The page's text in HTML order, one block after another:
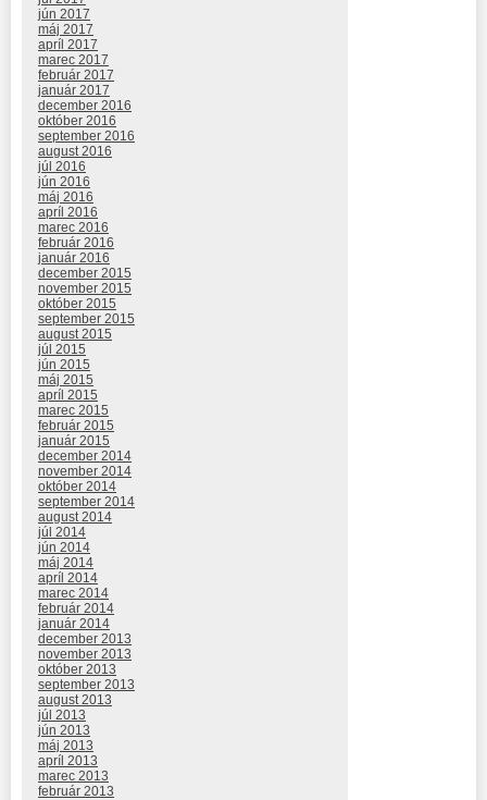
jún 2017
máj 2017
apríl 2017
marec 2017
február 2017
január 2017
december 2016
október 2016
september 2016
august 2016
júl 2016
jún 2016
máj 2016
apríl 2016
marec 2016
február 2016
január 2016
december 2015
november 2015
október 2015
september 2015
august 2015
júl 2015
jún 2015
máj 2015
apríl 2015
marec 2015
február 2015
január 2015
december 2014
november 2014
október 2014
september 2014
august 2014
júl 2014
jún 2014
máj 2014
apríl 2014
marec 2014
február 2014
január 2014
december 2013
november 2013
október 2013
september 2013
august 2013
júl 2013
jún 2013
máj 2013
apríl 2013
marec 2013
február 2013